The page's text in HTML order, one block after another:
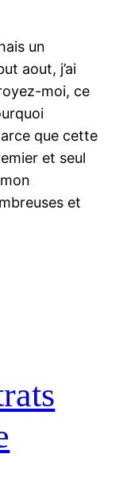
un
aout, j’ai
moi, ce
que cette
et seul
et